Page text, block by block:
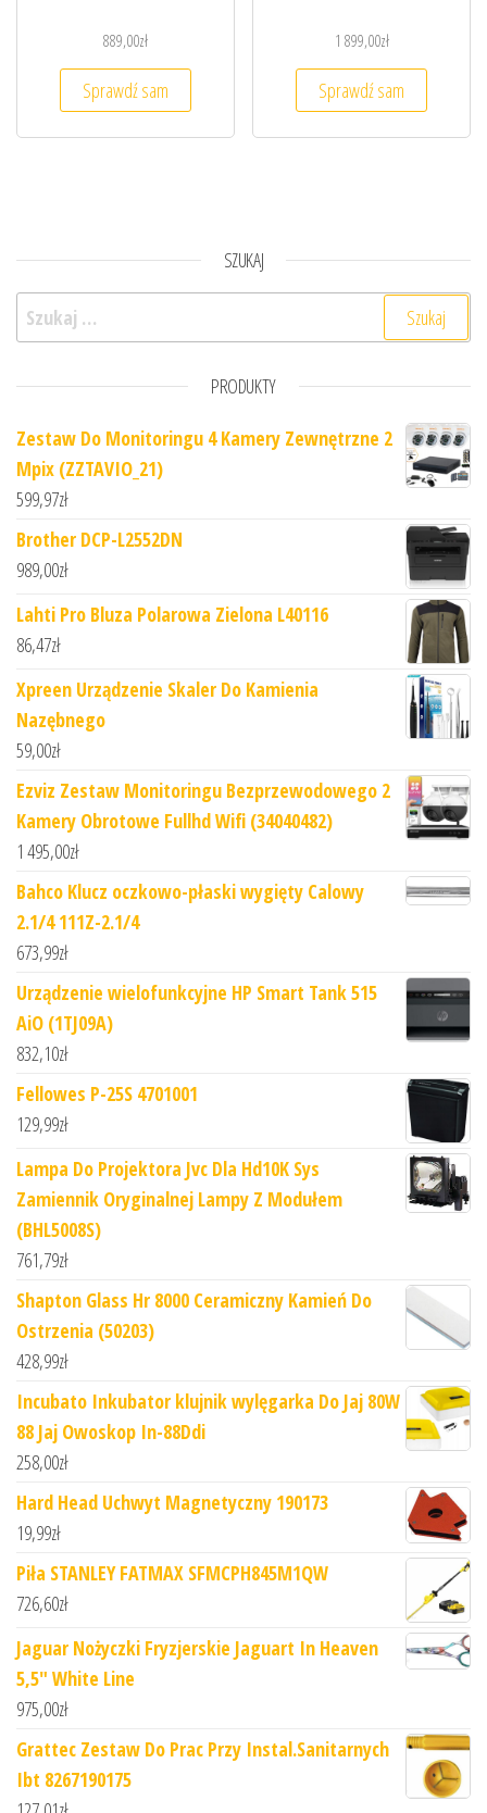
889,00zł
Sprawdź sam
1 899,00zł
Sprawdź sam
SZUKAJ
Szukaj:
PRODUKTY
Zestaw Do Monitoringu 4 Kamery Zewnętrzne 2
Mpix (ZZTAVIO_21)
599,97zł
Brother DCP-L2552DN
989,00zł
Lahti Pro Bluza Polarowa Zielona L40116
86,47zł
Xpreen Urządzenie Skaler Do Kamienia
Nazębnego
59,00zł
Ezviz Zestaw Monitoringu Bezprzewodowego 2
Kamery Obrotowe Fullhd Wifi (34040482)
1 495,00zł
Bahco Klucz oczkowo-płaski wygięty Calowy
2.1/4 111Z-2.1/4
673,99zł
Urządzenie wielofunkcyjne HP Smart Tank 515
AiO (1TJ09A)
832,10zł
Fellowes P-25S 4701001
129,99zł
Lampa Do Projektora Jvc Dla Hd10K Sys
Zamiennik Oryginalnej Lampy Z Modułem
(BHL5008S)
761,79zł
Shapton Glass Hr 8000 Ceramiczny Kamień Do
Ostrzenia (50203)
428,99zł
Incubato Inkubator klujnik wylęgarka Do Jaj 80W
88 Jaj Owoskop In-88Ddi
258,00zł
Hard Head Uchwyt Magnetyczny 190173
19,99zł
Piła STANLEY FATMAX SFMCPH845M1QW
726,60zł
Jaguar Nożyczki Fryzjerskie Jaguart In Heaven
5,5" White Line
975,00zł
Grattec Zestaw Do Prac Przy Instal.Sanitarnych
Ibt 8267190175